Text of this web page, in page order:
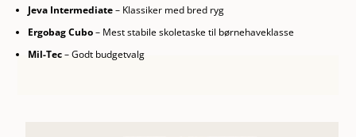
Jeva Intermediate– Klassiker med bred ryg
Ergobag Cubo– Mest stabile skoletaske til børnehaveklasse
Mil-Tec– Godt budgetvalg